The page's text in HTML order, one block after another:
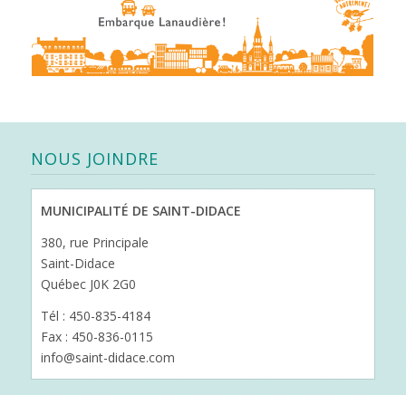
NOUS JOINDRE
MUNICIPALITÉ DE SAINT-DIDACE
380, rue Principale
Saint-Didace
Québec J0K 2G0
Tél : 450-835-4184
Fax : 450-836-0115
info@saint-didace.com